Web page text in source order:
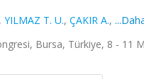
, YILMAZ T. U., ÇAKIR A.,
Bursa, Türkiye, 8 - 11